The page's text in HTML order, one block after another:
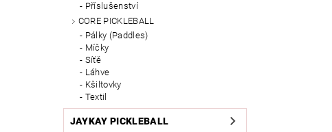
Příslušenství
CORE PICKLEBALL
Pálky (Paddles)
Míčky
Síťě
Láhve
Kšiltovky
Textil
JAYKAY PICKLEBALL